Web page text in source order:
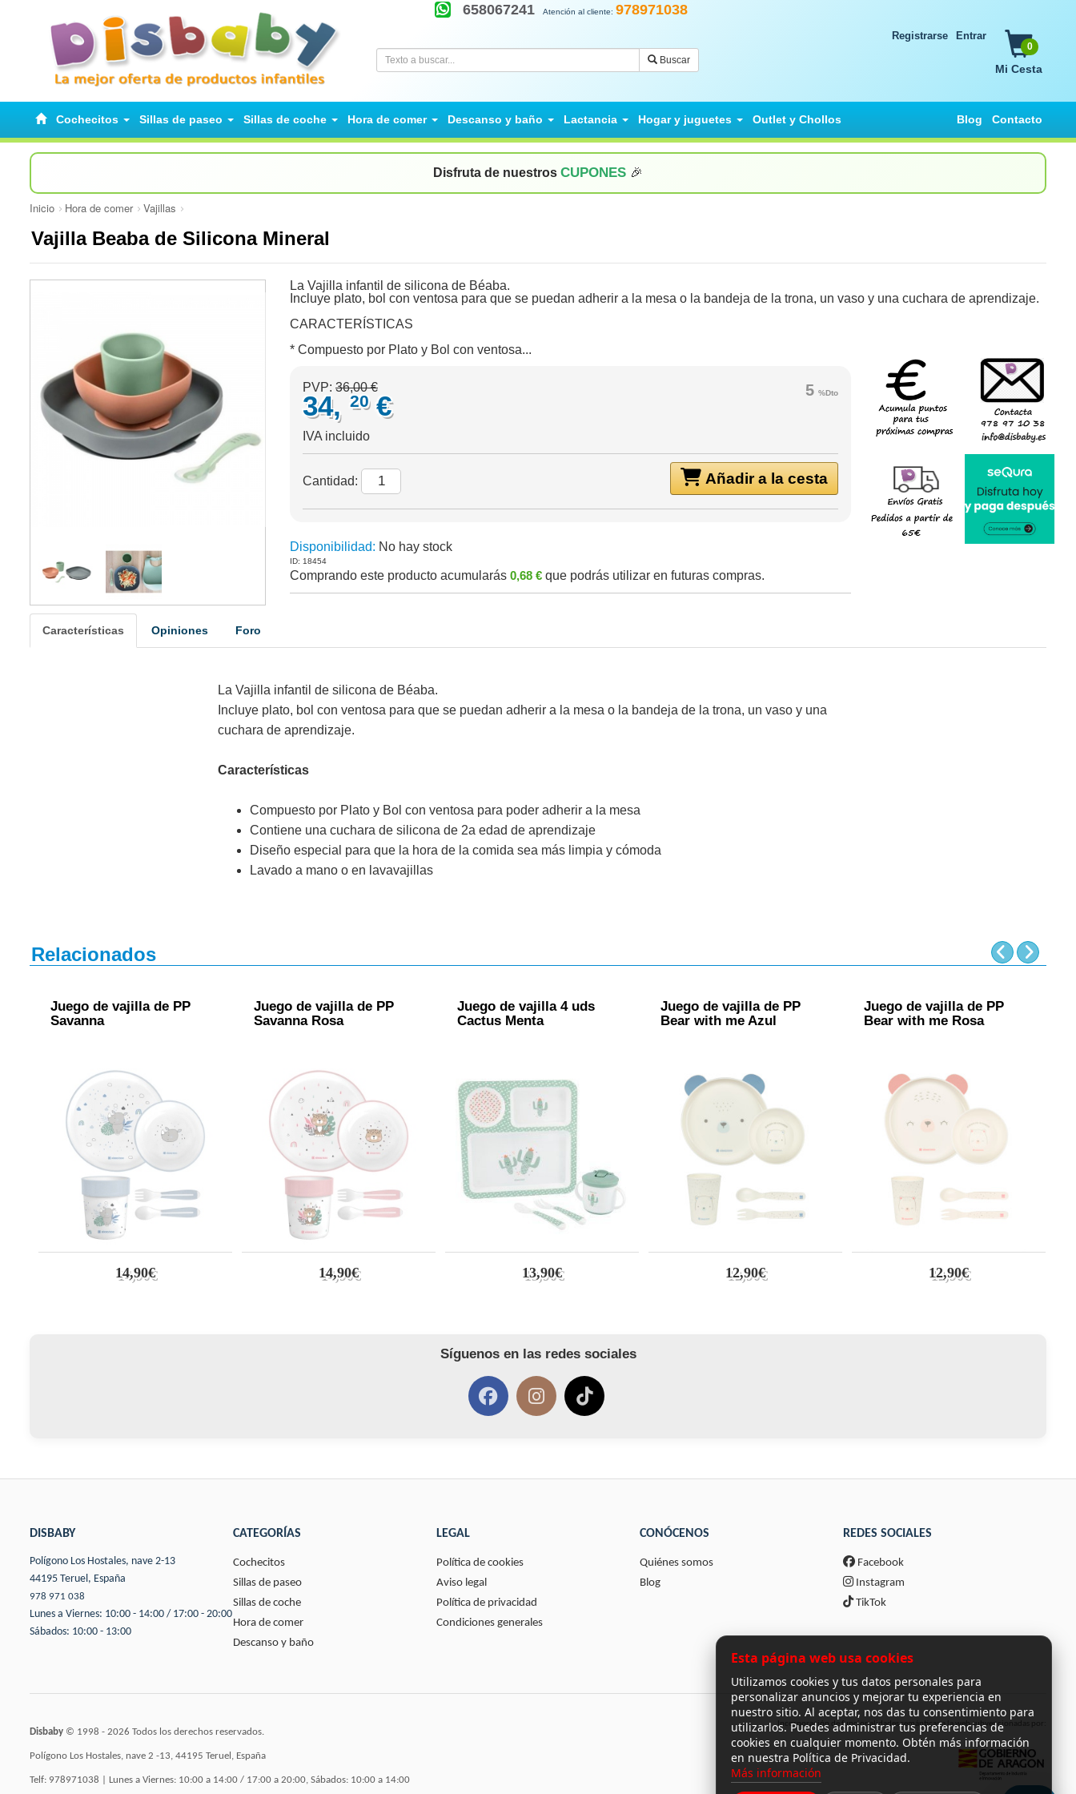
Atención al cliente: 978971038
658067241
Buscar
0
Mi Cesta
Registrarse Entrar
Cochecitos Sillas de paseo Sillas de coche Hora de comer Descanso y baño Lactancia Hogar y juguetes Outlet y Chollos Contacto
Blog
Disfruta de nuestros CUPONES 🎉
Inicio Hora de comer Vajillas
Vajilla Beaba de Silicona Mineral
La Vajilla infantil de silicona de Béaba.
Incluye plato, bol con ventosa para que se puedan adherir a la mesa o la bandeja de la trona, un vaso y una cuchara de aprendizaje.
CARACTERÍSTICAS
* Compuesto por Plato y Bol con ventosa...
5 %Dto
PVP: 36,00 €
34, 20 €
IVA incluido
Añadir a la cesta
Cantidad:
Disponibilidad: No hay stock
ID: 18454
Comprando este producto acumularás 0,68 € que podrás utilizar en futuras compras.
Características Opiniones Foro
La Vajilla infantil de silicona de Béaba.
Incluye plato, bol con ventosa para que se puedan adherir a la mesa o la bandeja de la trona, un vaso y una
cuchara de aprendizaje.
Características
Compuesto por Plato y Bol con ventosa para poder adherir a la mesa
Contiene una cuchara de silicona de 2a edad de aprendizaje
Diseño especial para que la hora de la comida sea más limpia y cómoda
Lavado a mano o en lavavajillas
Relacionados
Juego de vajilla de PP
Savanna
14,90€
Juego de vajilla de PP
Savanna Rosa
14,90€
Juego de vajilla 4 uds
Cactus Menta
13,90€
Juego de vajilla de PP
Bear with me Azul
12,90€
Juego de vajilla de PP
Bear with me Rosa
12,90€
Síguenos en las redes sociales
DISBABY
Polígono Los Hostales, nave 2-13
44195 Teruel, España
978 971 038
Lunes a Viernes: 10:00 - 14:00 / 17:00 - 20:00
Sábados: 10:00 - 13:00
CATEGORÍAS
Cochecitos
Sillas de paseo
Sillas de coche
Hora de comer
Descanso y baño
LEGAL
Política de cookies
Aviso legal
Política de privacidad
Condiciones generales
CONÓCENOS
Quiénes somos
Blog
REDES SOCIALES
Facebook
Instagram
TikTok
Disbaby © 1998 - 2026 Todos los derechos reservados.
Polígono Los Hostales, nave 2 -13, 44195 Teruel, España
Telf: 978971038 | Lunes a Viernes: 10:00 a 14:00 / 17:00 a 20:00, Sábados: 10:00 a 14:00
Incorporación de funcionalidades semánticas a la web subvencionadas por:
Esta página web usa cookies
Utilizamos cookies y tus datos personales para
personalizar anuncios y mejorar tu experiencia en
nuestro sitio. Al aceptar, nos das tu consentimiento para
utilizarlos. Puedes administrar tus preferencias de
cookies en cualquier momento. Obtén más información
en nuestra Política de Privacidad.
Más información